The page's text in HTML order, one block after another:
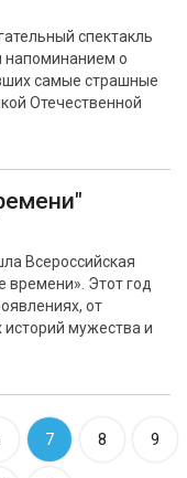
спектакль
напоминанием о
самые страшные
Отечественной
Всероссийская
времени». Этот год
от
мужества и
7 8 9